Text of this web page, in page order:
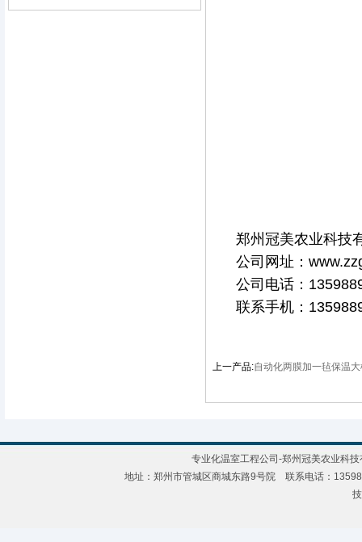
郑州冠美农业科技
公司网址：
公司电话：
联系手机：
上一产品:自动化两膜加一毡保温
专业化温室工程公司-郑州冠美农业科
地址：郑州市管城区商城东路9号院 联系电话：